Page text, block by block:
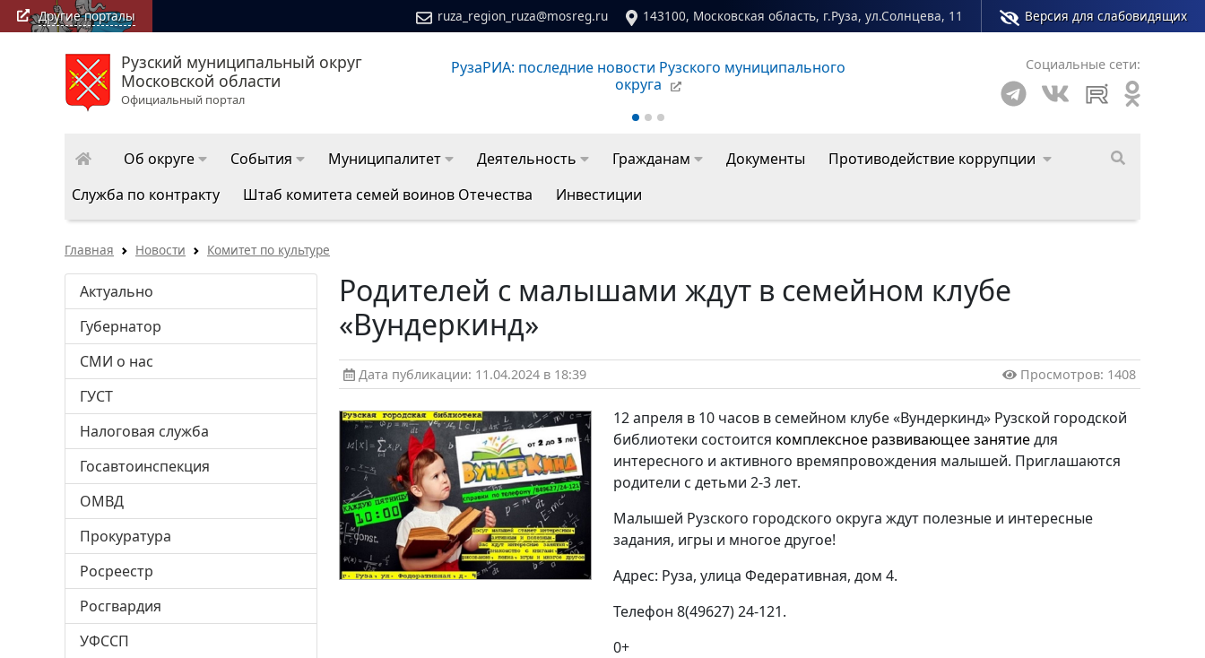
Другие порталы ruza_region_ruza@mosreg.ru 143100, Московская область, г.Руза, ул.Солнцева, 11 Версия для слабовидящих
Рузский муниципальный округ
Московской области
Официальный портал
РузаРИА: последние новости Рузского муниципального
округа
Сайт молодежного центра Рузского муниципального
Социальные сети:
Об округе События Муниципалитет Деятельность Гражданам Документы
Противодействие коррупции
Служба по контракту
Штаб комитета семей воинов Отечества Инвестиции
Главная Новости Комитет по культуре
Актуально
Губернатор
СМИ о нас
ГУСТ
Налоговая служба
Госавтоинспекция
ОМВД
Прокуратура
Росреестр
Росгвардия
УФССП
Родителей с малышами ждут в семейном клубе
«Вундеркинд»
Дата публикации: 11.04.2024 в 18:39 Просмотров: 1408
12 апреля в 10 часов в семейном клубе «Вундеркинд» Рузской городской
библиотеки состоится комплексное развивающее занятиедля
интересного и активного времяпровождения малышей. Приглашаются
родители с детьми 2-3 лет.
Малышей Рузского городского округа ждут полезные и интересные
задания, игры и многое другое!
Адрес: Руза, улица Федеративная, дом 4.
Телефон 8(49627) 24-121.
0+